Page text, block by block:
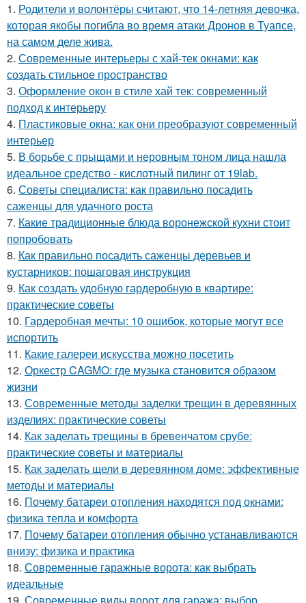
1. Родители и волонтёры считают, что 14-летняя девочка,
которая якобы погибла во время атаки Дронов в Туапсе,
на самом деле жива.
2. Современные интерьеры с хай-тек окнами: как
создать стильное пространство
3. Оформление окон в стиле хай тек: современный
подход к интерьеру
4. Пластиковые окна: как они преобразуют современный
интерьер
5. В борьбе с прыщами и неровным тоном лица нашла
идеальное средство - кислотный пилинг от 19lab.
6. Советы специалиста: как правильно посадить
саженцы для удачного роста
7. Какие традиционные блюда воронежской кухни стоит
попробовать
8. Как правильно посадить саженцы деревьев и
кустарников: пошаговая инструкция
9. Как создать удобную гардеробную в квартире:
практические советы
10. Гардеробная мечты: 10 ошибок, которые могут все
испортить
11. Какие галереи искусства можно посетить
12. Оркестр CAGMO: где музыка становится образом
жизни
13. Современные методы заделки трещин в деревянных
изделиях: практические советы
14. Как заделать трещины в бревенчатом срубе:
практические советы и материалы
15. Как заделать щели в деревянном доме: эффективные
методы и материалы
16. Почему батареи отопления находятся под окнами:
физика тепла и комфорта
17. Почему батареи отопления обычно устанавливаются
внизу: физика и практика
18. Современные гаражные ворота: как выбрать
идеальные